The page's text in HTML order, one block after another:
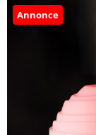
Annonce